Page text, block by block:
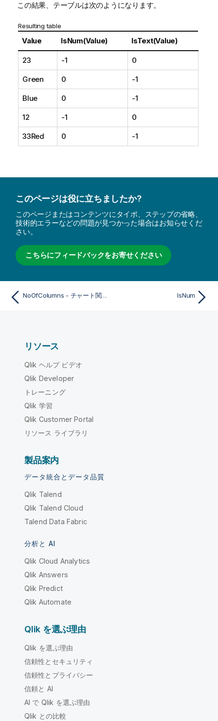
この結果、テーブルは次のようになります。
Resulting table
Value IsNum(Value) IsText(Value)
23 -1 0
Green 0 -1
Blue 0 -1
12 -1 0
33Red 0 -1
このページは役に立ちましたか?
このページまたはコンテンツにタイポ、ステップの省略、
技術的エラーなどの問題が見つかった場合はお知らせくだ
さい。
こちらにフィードバックをお寄せください
NoOfColumns - チャート関数 IsNum
リソース
Qlik ヘルプ ビデオ
Qlik Developer
トレーニング
Qlik 学習
Qlik Customer Portal
リソース ライブラリ
製品案内
データ統合とデータ品質
Qlik Talend
Qlik Talend Cloud
Talend Data Fabric
分析と AI
Qlik Cloud Analytics
Qlik Answers
Qlik Predict
Qlik Automate
Qlik を選ぶ理由
Qlik を選ぶ理由
信頼性とセキュリティ
信頼性とプライバシー
信頼と AI
AI で Qlik を選ぶ理由
Qlik との比較